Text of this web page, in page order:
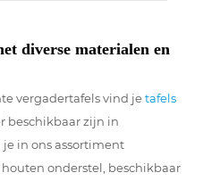
diverse materialen en
vergadertafels vind jetafels
beschikbaar zijn in
in ons assortiment
onderstel, beschikbaar